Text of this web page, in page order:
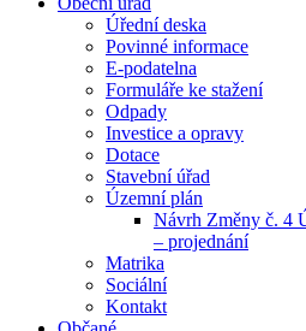
Úřední deska
Povinné informace
E-podatelna
Formuláře ke stažení
Odpady
Investice a opravy
Dotace
Stavební úřad
Územní plán
Návrh Změny č. 4
– projednání
Matrika
Sociální
Kontakt